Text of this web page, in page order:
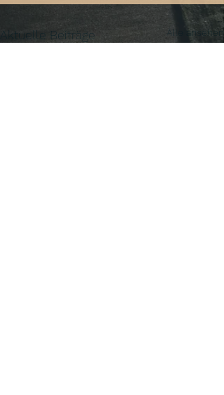
Aktuelle Beiträge Alle ansehen